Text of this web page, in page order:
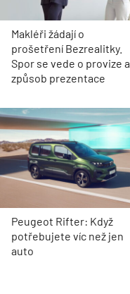
Makléři žádají o
prošetření Bezrealitky.
Spor se vede o provize a
způsob prezentace
Peugeot Rifter: Když
potřebujete víc než jen
auto